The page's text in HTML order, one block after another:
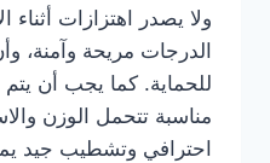
ولا يصدر اهتزازات أثناء
الدرجات مريحة وآمنة،
للحماية. كما يجب أن
مناسبة تتحمل الوزن
احترافي وتشطيب جيد